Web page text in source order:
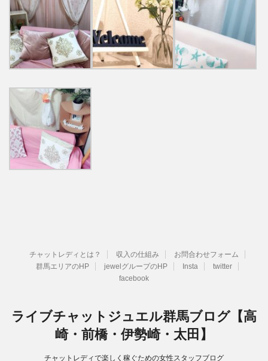
チャットレディとは？ 収入の仕組み
お問合わせフォーム
群馬エリアのHP
jewelグループのHP Insta
twitter
facebook
ライブチャットジュエル群馬ブログ【高
崎・前橋・伊勢崎・太田】
チャットレディで楽しく稼ぐための女性スタッフブログ